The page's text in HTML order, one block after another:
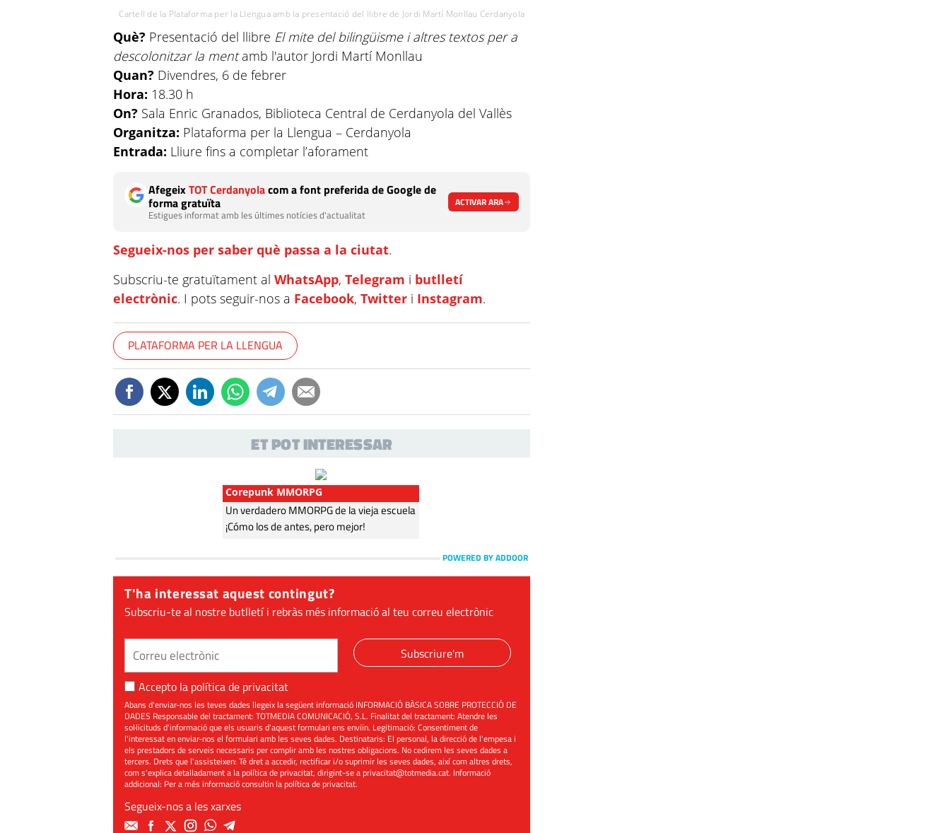
Cartell de la Plataforma per la Llengua amb la presentació del llibre de Jordi Martí Monllau Cerdanyola
Què? Presentació del llibre El mite del bilingüisme i altres textos per a
descolonitzar la mentamb l'autor Jordi Martí Monllau
Quan? Divendres, 6 de febrer
Hora: 18.30 h
On? Sala Enric Granados, Biblioteca Central de Cerdanyola del Vallès
Organitza: Plataforma per la Llengua – Cerdanyola
Entrada: Lliure fins a completar l’aforament
AfegeixTOT Cerdanyolacom a font preferida de Google de
forma gratuïta
Estigues informat amb les últimes notícies d'actualitat
ACTIVAR ARA
Segueix-nos per saber què passa a la ciutat.
Subscriu-te gratuïtament alWhatsApp,Telegram i butlletí
electrònic. I pots seguir-nos a Facebook,Twitter i Instagram.
PLATAFORMA PER LA LLENGUA
ET POT INTERESSAR
Corepunk MMORPG
Un verdadero MMORPG de la vieja escuela
¡Cómo los de antes, pero mejor!
POWERED BY ADDOOR
T'ha interessat aquest contingut?
Subscriu-te al nostre butlletí i rebràs més informació al teu correu electrònic
Subscriure'm
Accepto la política de privacitat
Abans d'enviar-nos les teves dades llegeix la següent informació INFORMACIÓ BÀSICA SOBRE PROTECCIÓ DE
DADES Responsable del tractament: TOTMEDIA COMUNICACIÓ, S.L. Finalitat del tractament: Atendre les
sol·licituds d'informació que els usuaris d'aquest formulari ens enviïn. Legitimació: Consentiment de
l'interessat en enviar-nos el formulari amb les seves dades. Destinataris: El personal, la direcció de l'empesa i
els prestadors de serveis necessaris per complir amb les nostres obligacions. No cedirem les seves dades a
tercers. Drets que l'assisteixen: Té dret a accedir, rectificar i/o suprimir les seves dades, així com altres drets,
com s'explica detalladament a la política de privacitat, dirigint-se aprivacitat@totmedia.cat. Informació
addicional: Per a més informació consultin lapolítica de privacitat.
Segueix-nos a les xarxes